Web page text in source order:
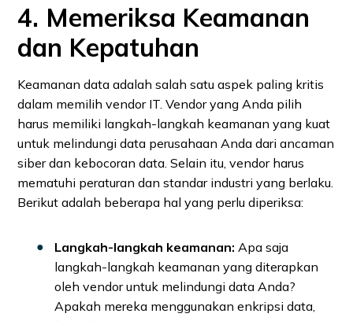
4. Memeriksa Keamanan
dan Kepatuhan
Keamanan data adalah salah satu aspek paling kritis
dalam memilih vendor IT. Vendor yang Anda pilih
harus memiliki langkah-langkah keamanan yang kuat
untuk melindungi data perusahaan Anda dari ancaman
siber dan kebocoran data. Selain itu, vendor harus
mematuhi peraturan dan standar industri yang berlaku.
Berikut adalah beberapa hal yang perlu diperiksa:
Langkah-langkah keamanan: Apa saja
langkah-langkah keamanan yang diterapkan
oleh vendor untuk melindungi data Anda?
Apakah mereka menggunakan enkripsi data,